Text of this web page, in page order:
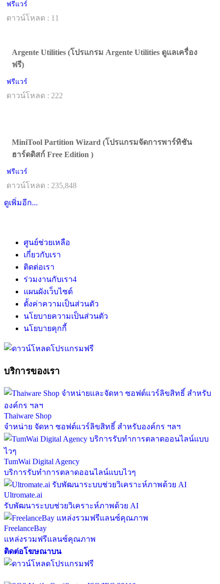
ฟรีแวร์
ดาวน์โหลด : 11
Argente Utilities (โปรแกรม Argente Utilities ดูแลเครื่อง
ฟรี)
ฟรีแวร์
ดาวน์โหลด : 222
MiniTool Partition Wizard (โปรแกรมจัดการพาร์ทิชัน
ฮาร์ดดิสก์ Free Edition )
ฟรีแวร์
ดาวน์โหลด : 235,848
ดูเพิ่มอีก...
ศูนย์ช่วยเหลือ
เกี่ยวกับเรา
ติดต่อเรา
ร่วมงานกับเรา4
แผนผังเว็บไซต์
ตั้งค่าความเป็นส่วนตัว
นโยบายความเป็นส่วนตัว
นโยบายคุกกี้
บริการของเรา
Thaiware Shop
จำหน่าย จัดหา ซอฟต์แวร์ลิขสิทธิ์ สำหรับองค์กร ฯลฯ
TumWai Digital Agency
บริการรับทำการตลาดออนไลน์แบบไวๆ
Ultromate.ai
รับพัฒนาระบบช่วยวิเคราะห์ภาพด้วย AI
FreelanceBay
แหล่งรวมฟรีแลนซ์คุณภาพ
ติดต่อโฆษณาบน